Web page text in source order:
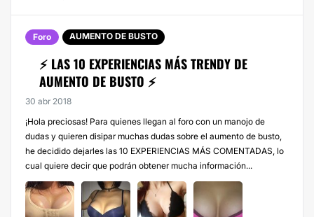
Foro AUMENTO DE BUSTO
⚡️ LAS 10 EXPERIENCIAS MÁS TRENDY DE
AUMENTO DE BUSTO ⚡️
30 abr 2018
¡Hola preciosas! Para quienes llegan al foro con un manojo de
dudas y quieren disipar muchas dudas sobre el aumento de busto,
he decidido dejarles las 10 EXPERIENCIAS MÁS COMENTADAS, lo
cual quiere decir que podrán obtener mucha información...